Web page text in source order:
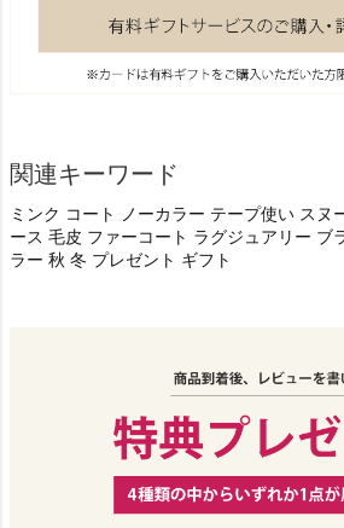
関連キーワード
ミンク コート ノーカラー テープ使い スヌ
ース 毛皮 ファーコート ラグジュアリー ブ
ラー 秋 冬 プレゼント ギフト